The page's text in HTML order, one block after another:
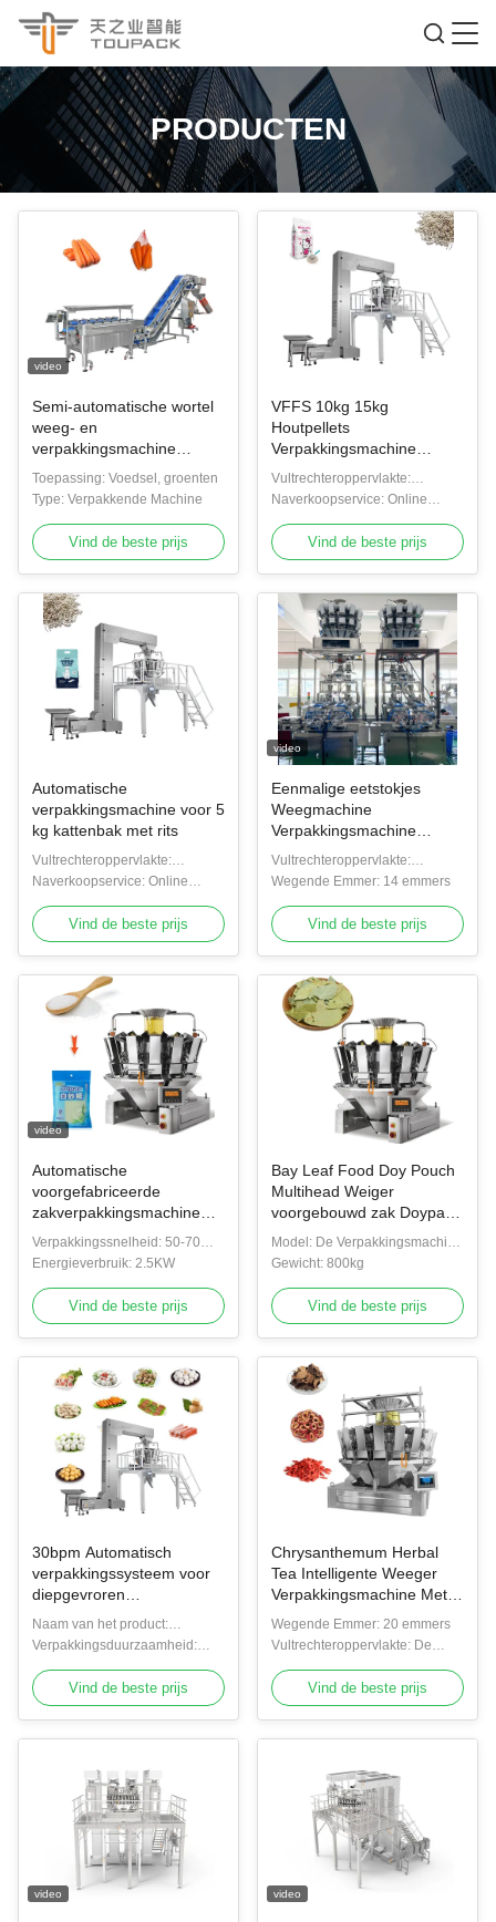
PRODUCTEN
video
Semi-automatische wortel
weeg- en
verpakkingsmachine
groente mesh zak
verpakkingsmachine
Toepassing: Voedsel, groenten
Type: Verpakkende Machine
Vind de beste prijs
VFFS 10kg 15kg
Houtpellets
Verpakkingsmachine
Lineaire weegmachine
Kattenvuilzak
Vultrechteroppervlakte:
Duidelijke plaatvultrechter/de
vultrechter van de Kuiltjeplaat
Naverkoopservice: Online
ondersteuning
Vind de beste prijs
Automatische
verpakkingsmachine voor 5
kg kattenbak met rits
Vultrechteroppervlakte:
Duidelijke plaatvultrechter/de
vultrechter van de Kuiltjeplaat
Naverkoopservice: Online
ondersteuning
Vind de beste prijs
video
Eenmalige eetstokjes
Weegmachine
Verpakkingsmachine
Lange strookproducten
Met 16 koppen Gewicht
Vultrechteroppervlakte:
Duidelijke plaatvultrechter
Wegende Emmer: 14 emmers
Vind de beste prijs
video
Automatische
voorgefabriceerde
zakverpakkingsmachine
rits opstaande zak
suikergranulaat zout
rijstgraan
verpakkingsmachine
Verpakkingssnelheid: 50-70
zakken/min
Energieverbruik: 2.5KW
Vind de beste prijs
Bay Leaf Food Doy Pouch
Multihead Weiger
voorgebouwd zak Doypack
Multi Function
verpakkingsmachine
Model: De Verpakkingsmachine
van de Premadezak
Gewicht: 800kg
Vind de beste prijs
30bpm Automatisch
verpakkingssysteem voor
diepgevroren
kippennuggets
Voedingsmiddelenindustrie
Met multihead weiger
Naam van het product:
geautomatiseerd verpakkend
systeem
Verpakkingsduurzaamheid:
Hoog
Vind de beste prijs
Chrysanthemum Herbal
Tea Intelligente Weeger
Verpakkingsmachine Met
20 Kopen Multihead
Weeger
Wegende Emmer: 20 emmers
Vultrechteroppervlakte: De
vultrechter van de kuiltjeplaat
Vind de beste prijs
video video